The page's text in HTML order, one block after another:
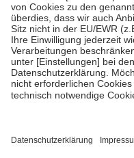
• Kindern und Jugendlichen
mit Ausnahme der
• Untersuchungen zur
GKV getragen werden
• empfohlenen
• Harn- und Blutteststreifen
getroffen, um